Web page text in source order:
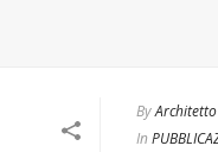
By
In